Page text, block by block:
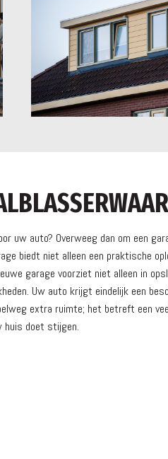
uw auto? Overweeg dan om een
biedt niet alleen een praktische
garage voorziet niet alleen in
Uw auto krijgt eindelijk een
extra ruimte; het betreft een
huis doet stijgen.